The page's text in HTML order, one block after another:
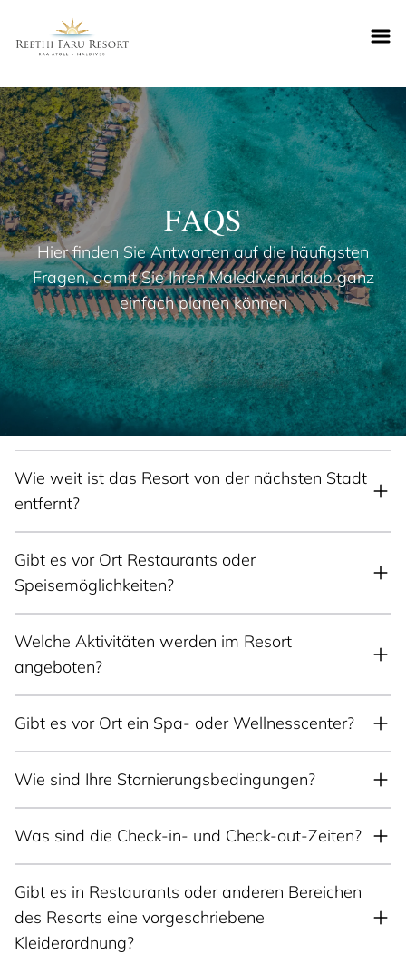
Reethifaru home
FAQS
Hier finden Sie Antworten auf die häufigsten
Fragen, damit Sie Ihren Maledivenurlaub ganz
einfach planen können
Wie weit ist das Resort von der nächsten Stadt
entfernt?
Gibt es vor Ort Restaurants oder
Speisemöglichkeiten?
Welche Aktivitäten werden im Resort
angeboten?
Gibt es vor Ort ein Spa- oder Wellnesscenter?
Wie sind Ihre Stornierungsbedingungen?
Was sind die Check-in- und Check-out-Zeiten?
Gibt es in Restaurants oder anderen Bereichen
des Resorts eine vorgeschriebene
Kleiderordnung?